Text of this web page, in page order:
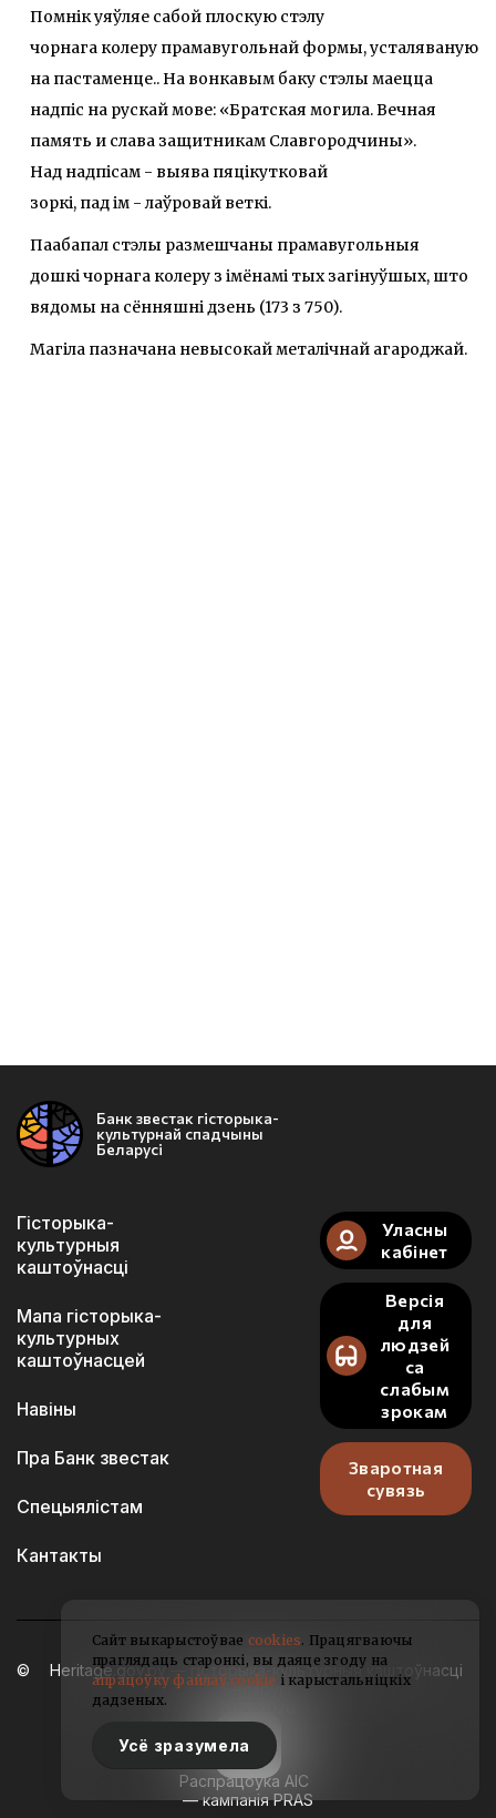
Помнік уяўляе сабой плоскую стэлу
чорнага колеру прамавугольнай формы, усталяваную
на пастаменце.. На вонкавым баку стэлы маецца
надпіс на рускай мове: «Братская могила. Вечная
память и слава защитникам Славгородчины».
Над надпісам - выява пяцікутковай
зоркі, пад ім - лаўровай веткі.
Паабапал стэлы размешчаны прамавугольныя
дошкі чорнага колеру з імёнамі тых загінуўшых, што
вядомы на сённяшні дзень (173 з 750).
Магіла пазначана невысокай металічнай агароджай.
Банк звестак гісторыка-
культурнай спадчыны
Беларусі
Гісторыка-
культурныя
каштоўнасці
Мапа гісторыка-
культурных
каштоўнасцей
Навіны
Пра Банк звестак
Спецыялістам
Кантакты
Уласны
кабінет
Версія
для
людзей
са
слабым
зрокам
Зваротная
сувязь
Heritage.gov.by — гісторыка-культурныя каштоўнасці
Беларусі
Распрацоўка АІС
— кампанія PRAS
Сайт выкарыстоўвае cookies. Працягваючы
праглядаць старонкі, вы даяце згоду на
апрацоўку файлаў cookie і карыстальніцкіх
дадзеных.
Усё зразумела